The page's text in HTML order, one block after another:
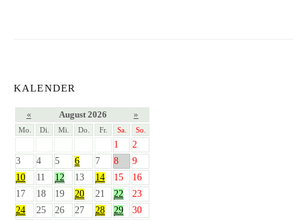
KALENDER
« August 2026 »
Mo. Di. Mi. Do. Fr. Sa. So.
1
2
3
4 5 6 7 8
9
10
11 12 13 14 15
16
17
18 19 20 21 22
23
24
25 26 27 28 29
30